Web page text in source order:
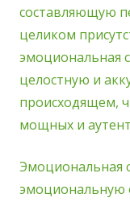
составляющую
целиком
эмоциональная
целостную и
происходящем,
мощных и
Эмоциональная
эмоциональную